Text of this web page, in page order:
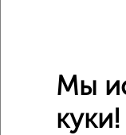
Средняя цена
Это предложение
Средняя цена по
Мы
куки!